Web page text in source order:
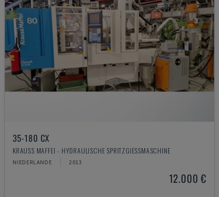
35-180 CX
KRAUSS MAFFEI - HYDRAULISCHE SPRITZGIESSMASCHINE
NIEDERLANDE 2013
12.000 €